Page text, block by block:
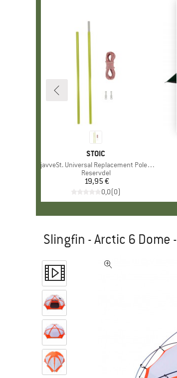
VARUMÄRKE
STOIC
Produkter
NjavveSt. Universal Replacement Pole Segments 8.5
Produktgrupp
Reservdel
Pris
19,95 €
0,0(0)
Slingfin - Arctic 6 Dome